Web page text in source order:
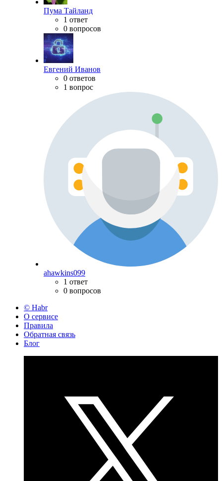
Пума Тайланд
1 ответ
0 вопросов
Евгений Иванов
0 ответов
1 вопрос
ahawkins099
1 ответ
0 вопросов
© Habr
О сервисе
Правила
Обратная связь
Блог